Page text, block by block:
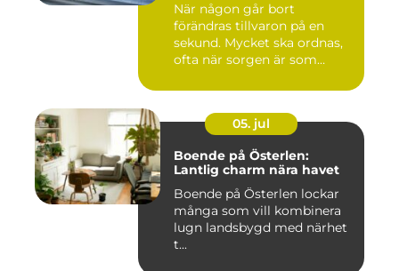
När någon går bort
förändras tillvaron på en
sekund. Mycket ska ordnas,
ofta när sorgen är som
05. jul
Boende på Österlen:
Lantlig charm nära havet
Boende på Österlen lockar
många som vill kombinera
lugn landsbygd med närhet
t...